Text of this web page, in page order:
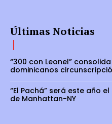
Últimas Noticias
“300 con Leonel”
dominicanos
“El Pachá” será este año
de Manhattan-NY